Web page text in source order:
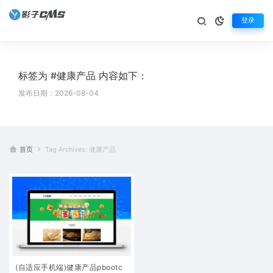
登录
标签为 #健康产品 内容如下：
发布日期：2026-08-04
首页 Tag Archives: 健康产品
(自适应手机端)健康产品pbootc